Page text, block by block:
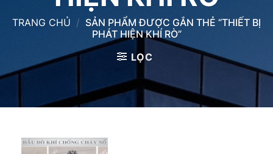
TRANG CHỦ / SẢN PHẨM ĐƯỢC GẮN THẺ “THIẾT BỊ
PHÁT HIỆN KHÍ RÒ”
LỌC